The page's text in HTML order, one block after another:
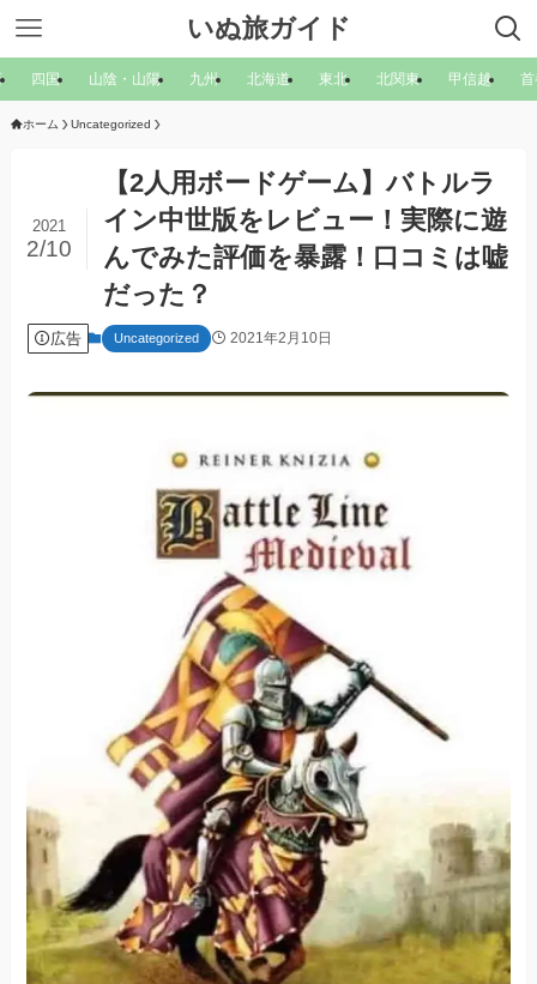
いぬ旅ガイド
四国 山陰・山陽 九州 北海道 東北 北関東 甲信越
ホーム Uncategorized
【2人用ボードゲーム】バトルラ
イン中世版をレビュー！実際に遊
んでみた評価を暴露！口コミは嘘
だった？
2021
2/10
広告 Uncategorized 2021年2月10日